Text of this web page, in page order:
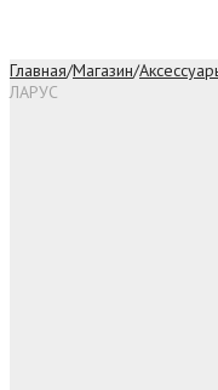
Главная/Магазин/
ЛАРУС